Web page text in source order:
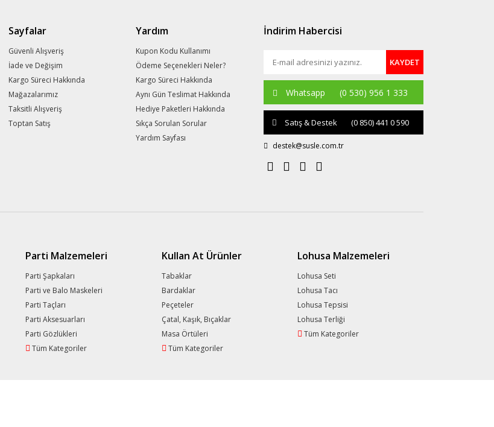
Sayfalar
Güvenli Alışveriş
İade ve Değişim
Kargo Süreci Hakkında
Mağazalarımız
Taksitli Alışveriş
Toptan Satış
Yardım
Kupon Kodu Kullanımı
Ödeme Seçenekleri Neler?
Kargo Süreci Hakkında
Aynı Gün Teslimat Hakkında
Hediye Paketleri Hakkında
Sıkça Sorulan Sorular
Yardım Sayfası
İndirim Habercisi
KAYDET
Whatsapp (0 530) 956 1 333
Satış & Destek (0 850) 441 0 590
destek@susle.com.tr
Parti Malzemeleri
Parti Şapkaları
Parti ve Balo Maskeleri
Parti Taçları
Parti Aksesuarları
Parti Gözlükleri
Tüm Kategoriler
Kullan At Ürünler
Tabaklar
Bardaklar
Peçeteler
Çatal, Kaşık, Bıçaklar
Masa Örtüleri
Tüm Kategoriler
Lohusa Malzemeleri
Lohusa Seti
Lohusa Tacı
Lohusa Tepsisi
Lohusa Terliği
Tüm Kategoriler